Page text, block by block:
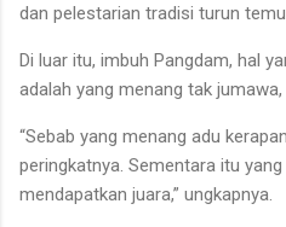
dan pelestarian tradisi turun
Di luar itu, imbuh Pangdam, hal
adalah yang menang tak
“Sebab yang menang adu
peringkatnya. Sementara itu
mendapatkan juara,” ungkapnya.